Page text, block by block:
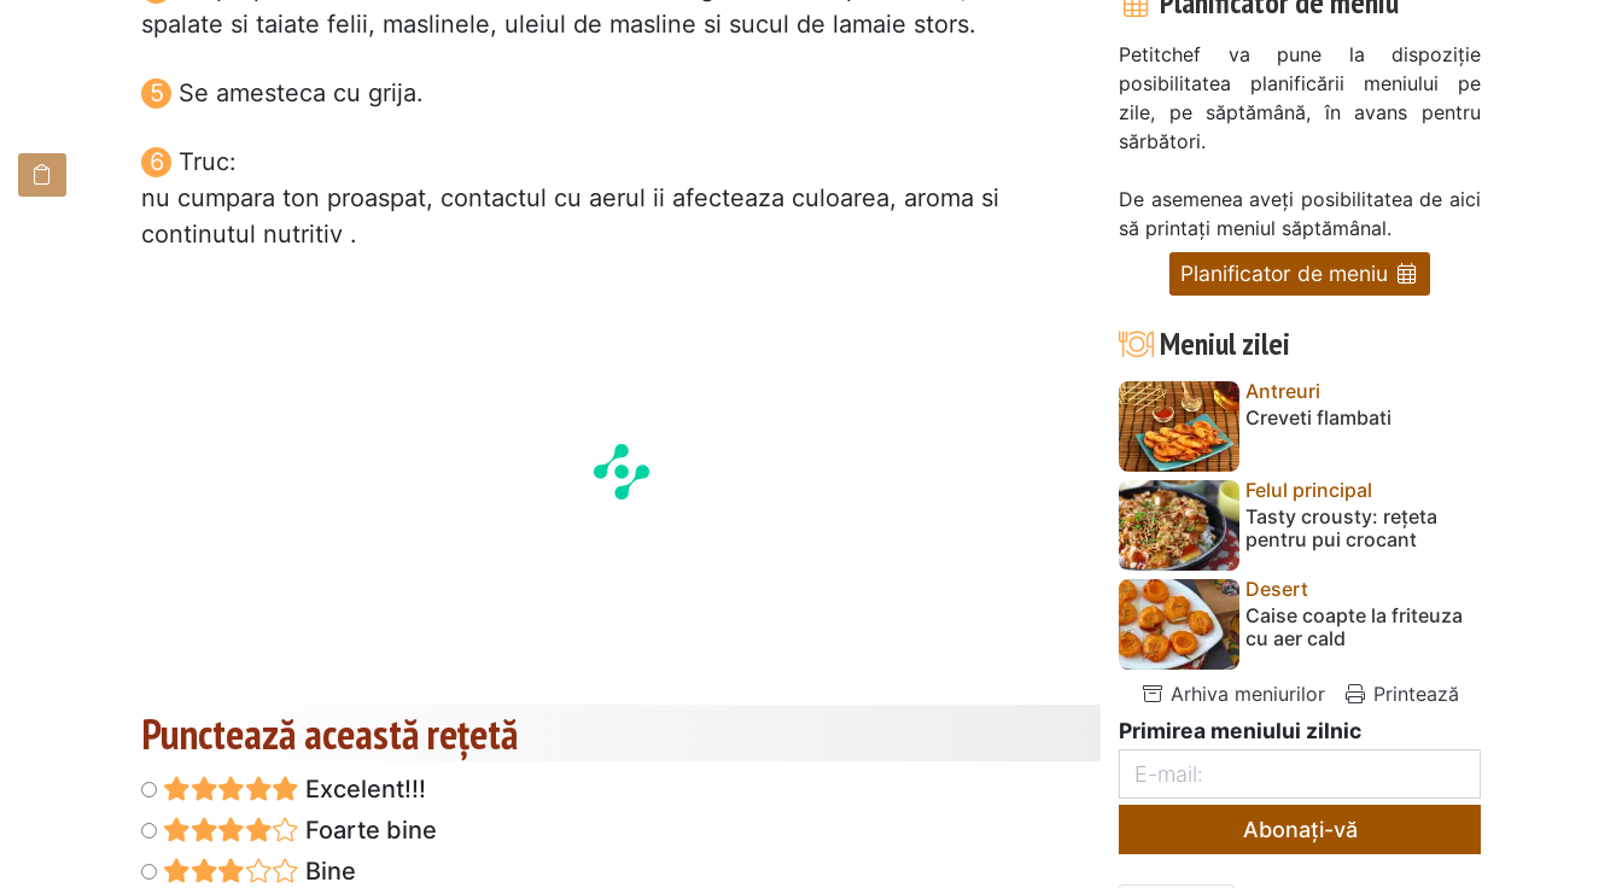
spalate si taiate felii, maslinele, uleiul de masline si sucul de lamaie stors.
Se amesteca cu grija.
Truc:
nu cumpara ton proaspat, contactul cu aerul ii afecteaza culoarea, aroma si
continutul nutritiv .
Punctează această reţetă
Excelent!!!
Foarte bine
Bine
Petitchef va pune la dispoziție
posibilitatea planificării meniului pe
zile, pe săptămână, în avans pentru
sărbători.
De asemenea aveți posibilitatea de aici
să printați meniul săptămânal.
Planificator de meniu
Meniul zilei
Antreuri
Creveti flambati
Felul principal
Tasty crousty: rețeta
pentru pui crocant
Desert
Caise coapte la friteuza
cu aer cald
Arhiva meniurilor Printează
Primirea meniului zilnic
Abonați-vă